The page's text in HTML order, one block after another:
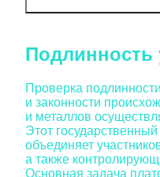
Подлинность
Проверка
и законности
и металлов
Этот
объединяет
а также
Основная задача